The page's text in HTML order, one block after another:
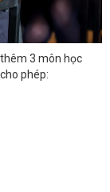
3 môn học
phép: